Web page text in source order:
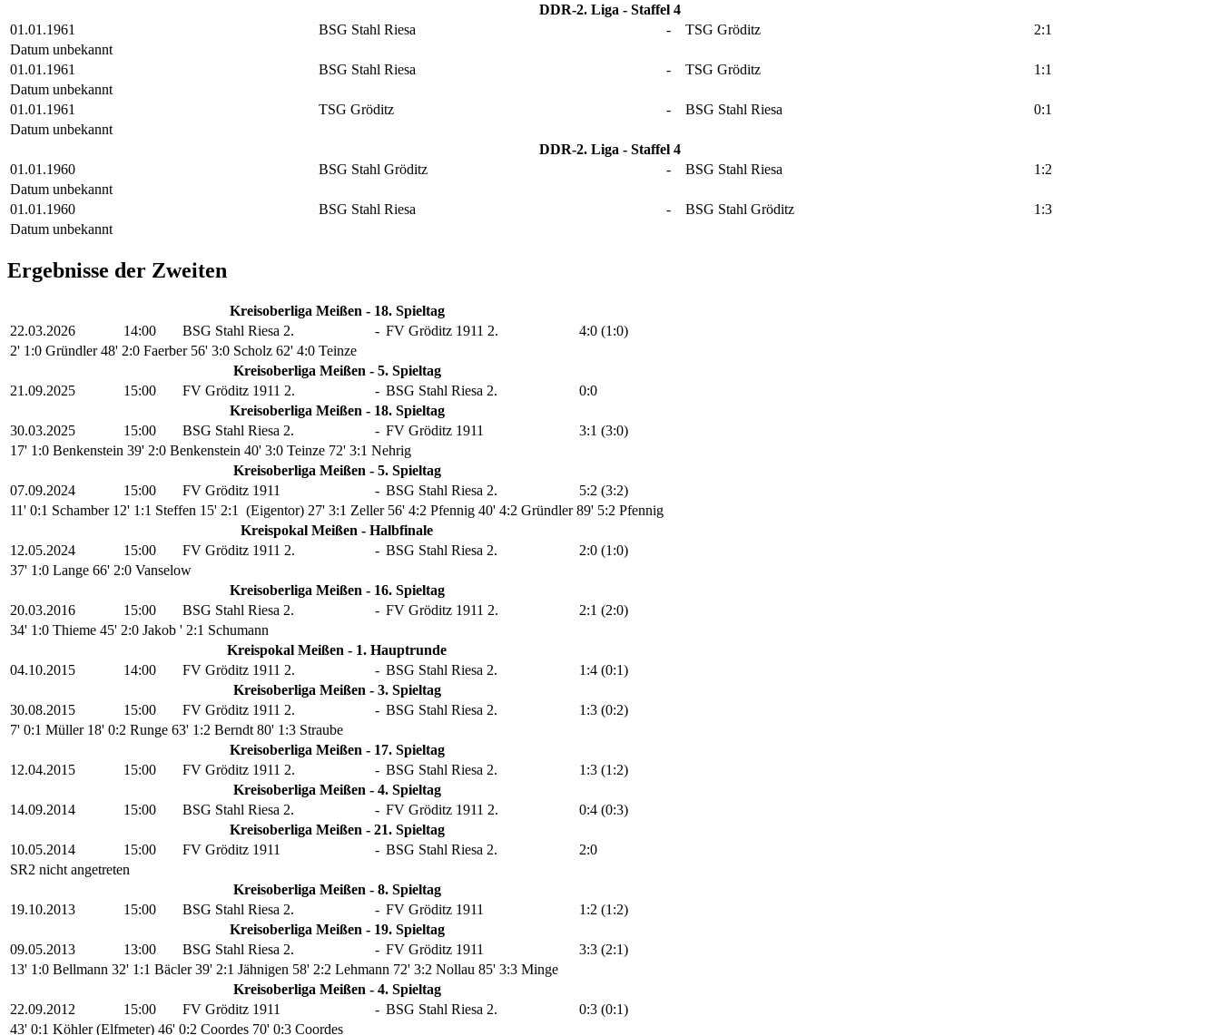
DDR-2. Liga - Staffel 4
01.01.1961
BSG Stahl Riesa - TSG Gröditz
2:1
Datum unbekannt
01.01.1961
BSG Stahl Riesa - TSG Gröditz
1:1
Datum unbekannt
01.01.1961
TSG Gröditz - BSG Stahl Riesa
0:1
Datum unbekannt
DDR-2. Liga - Staffel 4
01.01.1960
BSG Stahl Gröditz - BSG Stahl Riesa
1:2
Datum unbekannt
01.01.1960
BSG Stahl Riesa - BSG Stahl Gröditz
1:3
Datum unbekannt
Ergebnisse der Zweiten
Kreisoberliga Meißen - 18. Spieltag
22.03.2026
14:00 BSG Stahl Riesa 2. - FV Gröditz 1911 2.
4:0 (1:0)
2' 1:0 Gründler48' 2:0 Faerber 56' 3:0 Scholz 62' 4:0 Teinze
Kreisoberliga Meißen - 5. Spieltag
21.09.2025
15:00 FV Gröditz 1911 2. - BSG Stahl Riesa 2.
0:0
Kreisoberliga Meißen - 18. Spieltag
30.03.2025
15:00 BSG Stahl Riesa 2. - FV Gröditz 1911
3:1 (3:0)
17' 1:0 Benkenstein 39' 2:0 Benkenstein 40' 3:0 Teinze 72' 3:1 Nehrig
Kreisoberliga Meißen - 5. Spieltag
07.09.2024
15:00 FV Gröditz 1911 - BSG Stahl Riesa 2.
5:2 (3:2)
11' 0:1 Schamber 12' 1:1 Steffen 15' 2:1 (Eigentor) 27' 3:1 Zeller 56' 4:2 Pfennig 40' 4:2 Gründler89' 5:2 Pfennig
Kreispokal Meißen - Halbfinale
12.05.2024
15:00 FV Gröditz 1911 2. - BSG Stahl Riesa 2.
2:0 (1:0)
37' 1:0 Lange 66' 2:0 Vanselow
Kreisoberliga Meißen - 16. Spieltag
20.03.2016
15:00 BSG Stahl Riesa 2. - FV Gröditz 1911 2.
2:1 (2:0)
34' 1:0 Thieme 45' 2:0 Jakob ' 2:1 Schumann
Kreispokal Meißen - 1. Hauptrunde
04.10.2015
14:00 FV Gröditz 1911 2. - BSG Stahl Riesa 2.
1:4 (0:1)
Kreisoberliga Meißen - 3. Spieltag
30.08.2015
15:00 FV Gröditz 1911 2. - BSG Stahl Riesa 2.
1:3 (0:2)
7' 0:1 Müller 18' 0:2 Runge 63' 1:2 Berndt80' 1:3 Straube
Kreisoberliga Meißen - 17. Spieltag
12.04.2015
15:00 FV Gröditz 1911 2. - BSG Stahl Riesa 2.
1:3 (1:2)
Kreisoberliga Meißen - 4. Spieltag
14.09.2014
15:00 BSG Stahl Riesa 2. - FV Gröditz 1911 2.
0:4 (0:3)
Kreisoberliga Meißen - 21. Spieltag
10.05.2014
15:00 FV Gröditz 1911 - BSG Stahl Riesa 2.
2:0
SR2 nicht angetreten
Kreisoberliga Meißen - 8. Spieltag
19.10.2013
15:00 BSG Stahl Riesa 2. - FV Gröditz 1911
1:2 (1:2)
Kreisoberliga Meißen - 19. Spieltag
09.05.2013
13:00 BSG Stahl Riesa 2. - FV Gröditz 1911
3:3 (2:1)
13' 1:0 Bellmann 32' 1:1 Bäcler39' 2:1 Jähnigen 58' 2:2 Lehmann 72' 3:2 Nollau 85' 3:3 Minge
Kreisoberliga Meißen - 4. Spieltag
22.09.2012
15:00 FV Gröditz 1911 - BSG Stahl Riesa 2.
0:3 (0:1)
43' 0:1 Köhler (Elfmeter) 46' 0:2 Coordes 70' 0:3 Coordes